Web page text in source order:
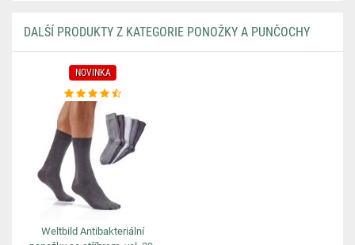
DALŠÍ PRODUKTY Z KATEGORIE PONOŽKY A PUNČOCHY
NOVINKA
Weltbild Antibakteriální